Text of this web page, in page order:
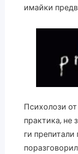
имайки
Психолози
практика, не
ги